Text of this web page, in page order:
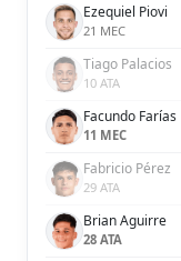
Ezequiel Piovi
21 MEC
Tiago Palacios
10 ATA
Facundo Farías
11 MEC
Fabricio Pérez
29 ATA
Brian Aguirre
28 ATA